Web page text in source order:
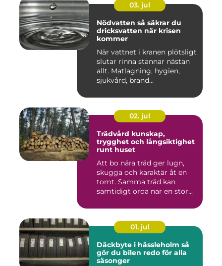
03. jul
Nödvatten så säkrar du
dricksvatten när krisen
kommer
När vattnet i kranen plötsligt
slutar rinna stannar nästan
allt. Matlagning, hygien,
sjukvård, brand...
02. jul
Trädvård kunskap,
trygghet och långsiktighet
runt huset
Att bo nära träd ger lugn,
skugga och karaktär åt en
tomt. Samma träd kan
samtidigt oroa när en stor...
01. jul
Däckbyte i hässleholm så
gör du bilen redo för alla
säsonger